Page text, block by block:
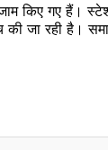
किए गए हैं।
की जा रही है।